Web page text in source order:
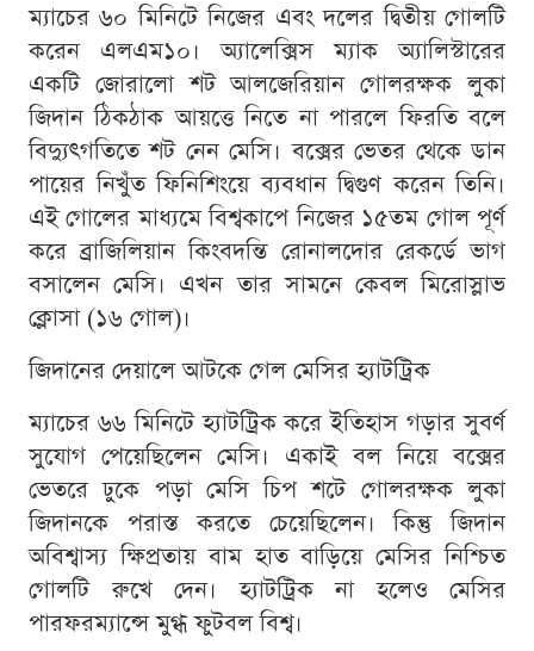
ম্যাচের ৬০ মিনিটে নিজের এবং দলের দ্বিতীয় গোলটি
করেন এলএম১০। অ্যালেক্সিস ম্যাক অ্যালিস্টারের
একটি জোরালো শট আলজেরিয়ান গোলরক্ষক লুকা
জিদান ঠিকঠাক আয়ত্তে নিতে না পারলে ফিরতি বলে
বিদ্যুৎগতিতে শট নেন মেসি। বক্সের ভেতর থেকে ডান
পায়ের নিখুঁত ফিনিশিংয়ে ব্যবধান দ্বিগুণ করেন তিনি।
এই গোলের মাধ্যমে বিশ্বকাপে নিজের ১৫তম গোল পূর্ণ
করে ব্রাজিলিয়ান কিংবদন্তি রোনালদোর রেকর্ডে ভাগ
বসালেন মেসি। এখন তার সামনে কেবল মিরোস্লাভ
ক্লোসা (১৬ গোল)।
জিদানের দেয়ালে আটকে গেল মেসির হ্যাটট্রিক
ম্যাচের ৬৬ মিনিটে হ্যাটট্রিক করে ইতিহাস গড়ার সুবর্ণ
সুযোগ পেয়েছিলেন মেসি। একাই বল নিয়ে বক্সের
ভেতরে ঢুকে পড়া মেসি চিপ শটে গোলরক্ষক লুকা
জিদানকে পরাস্ত করতে চেয়েছিলেন। কিন্তু জিদান
অবিশ্বাস্য ক্ষিপ্রতায় বাম হাত বাড়িয়ে মেসির নিশ্চিত
গোলটি রুখে দেন। হ্যাটট্রিক না হলেও মেসির
পারফরম্যান্সে মুগ্ধ ফুটবল বিশ্ব।